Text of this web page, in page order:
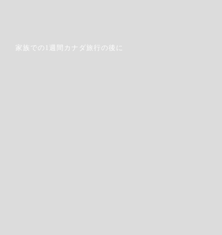
家族での1週間カナダ旅行の後に